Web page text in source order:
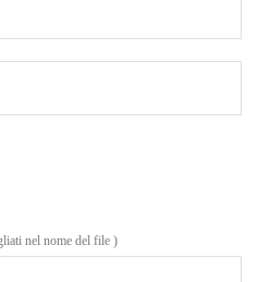
nel nome del file )